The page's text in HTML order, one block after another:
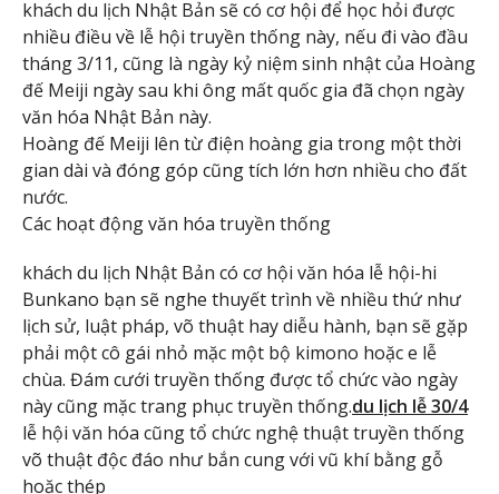
khách du lịch Nhật Bản sẽ có cơ hội để học hỏi được
nhiều điều về lễ hội truyền thống này, nếu đi vào đầu
tháng 3/11, cũng là ngày kỷ niệm sinh nhật của Hoàng
đế Meiji ngày sau khi ông mất quốc gia đã chọn ngày
văn hóa Nhật Bản này.
Hoàng đế Meiji lên từ điện hoàng gia trong một thời
gian dài và đóng góp cũng tích lớn hơn nhiều cho đất
nước.
Các hoạt động văn hóa truyền thống
khách du lịch Nhật Bản có cơ hội văn hóa lễ hội-hi
Bunkano bạn sẽ nghe thuyết trình về nhiều thứ như
lịch sử, luật pháp, võ thuật hay diễu hành, bạn sẽ gặp
phải một cô gái nhỏ mặc một bộ kimono hoặc e lễ
chùa. Đám cưới truyền thống được tổ chức vào ngày
này cũng mặc trang phục truyền thống.du lịch lễ 30/4
lễ hội văn hóa cũng tổ chức nghệ thuật truyền thống
võ thuật độc đáo như bắn cung với vũ khí bằng gỗ
hoặc thép